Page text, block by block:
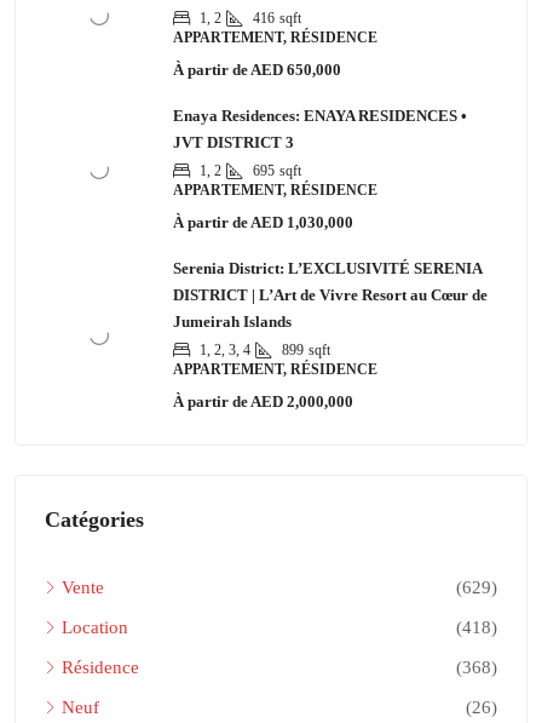
1, 2 416 sqft
APPARTEMENT, RÉSIDENCE
À partir de AED 650,000
Enaya Residences: ENAYA RESIDENCES •
JVT DISTRICT 3
1, 2 695 sqft
APPARTEMENT, RÉSIDENCE
À partir de AED 1,030,000
Serenia District: L’EXCLUSIVITÉ SERENIA
DISTRICT | L’Art de Vivre Resort au Cœur de
Jumeirah Islands
1, 2, 3, 4 899 sqft
APPARTEMENT, RÉSIDENCE
À partir de AED 2,000,000
Catégories
Vente (629)
Location (418)
Résidence (368)
Neuf (26)